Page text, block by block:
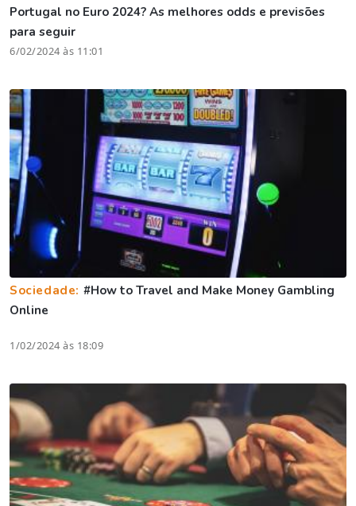
Portugal no Euro 2024? As melhores odds e previsões
para seguir
6/02/2024 às 11:01
Sociedade: #How to Travel and Make Money Gambling
Online
1/02/2024 às 18:09